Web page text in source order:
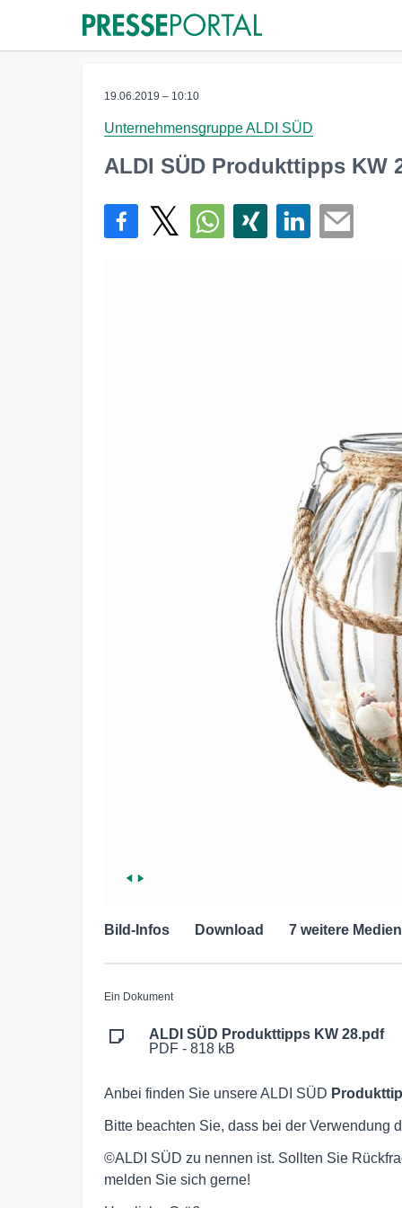
19.06.2019 – 10:10
Unternehmensgruppe ALDI SÜD
ALDI SÜD Produkttipps KW
Bild-Infos Download 7 weitere
Ein Dokument
ALDI SÜD Produkttipps KW 28.pdf
PDF - 818 kB
Anbei finden Sie unsere ALDI SÜD
Bitte beachten Sie, dass bei der Verwendung
©ALDI SÜD zu nennen ist. Sollten Sie
melden Sie sich gerne!